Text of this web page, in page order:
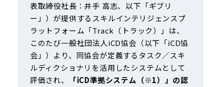
表取締役社長：井手 高志、以下「ギブリ
ー」）が提供するスキルインテリジェンスプ
ラットフォーム「Track（トラック）」は、
このたび一般社団法人iCD協会（以下「iCD協
会」）より、同協会が定義するタスク／スキ
ルディクショナリを活用したシステムとして
評価され、
「iCD準拠システム（※1）」の認